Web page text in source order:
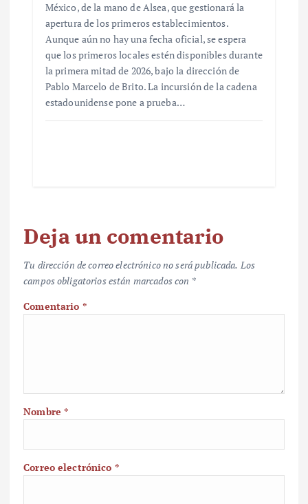
México, de la mano de Alsea, que gestionará la
apertura de los primeros establecimientos.
Aunque aún no hay una fecha oficial, se espera
que los primeros locales estén disponibles durante
la primera mitad de 2026, bajo la dirección de
Pablo Marcelo de Brito. La incursión de la cadena
estadounidense pone a prueba…
Deja un comentario
Tu dirección de correo electrónico no será publicada. Los
campos obligatorios están marcados con *
Comentario *
Nombre*
Correo electrónico *